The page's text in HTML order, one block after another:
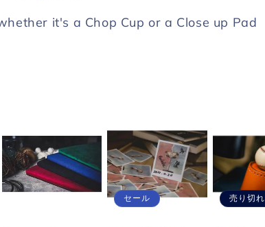
it's a Chop Cup or a Close up Pad
セール 売り切れ